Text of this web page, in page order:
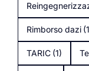
Rimborso dazi
TARIC (1)